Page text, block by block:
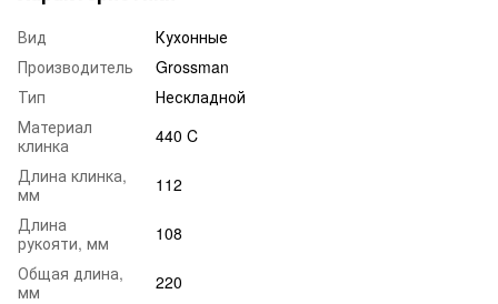
Вид
Кухонные
Производитель
Grossman
Тип
Нескладной
Материал
клинка
440 C
Длина клинка,
мм
112
Длина
рукояти, мм
108
Общая длина,
мм
220